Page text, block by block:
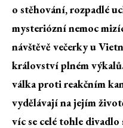
o stěhování, rozpadlé
mysteriózní nemoc
návštěvě večerky u
království plném
válka proti reakčním
vydělávají na jejím
víc se celé tohle